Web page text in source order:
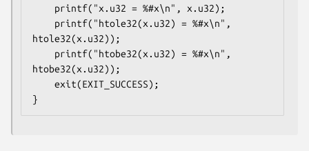
htole32(x.u32));
htobe32(x.u32));